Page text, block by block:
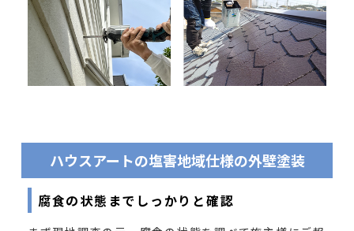
ハウスアートの塩害地域仕様の外壁塗装
腐食の状態までしっかりと確認